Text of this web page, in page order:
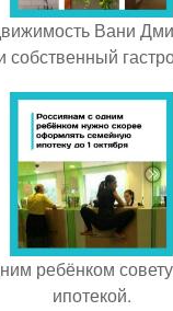
Вани
собственный
ребёнком
ипотекой.